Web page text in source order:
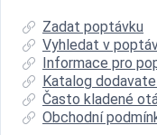
Zadat poptávku
Vyhledat v
Informace pro
Katalog
Často kladené
Obchodní